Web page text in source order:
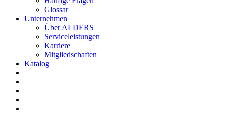
Glossar
Unternehmen
Über ALDERS
Serviceleistungen
Karriere
Mitgliedschaften
Katalog